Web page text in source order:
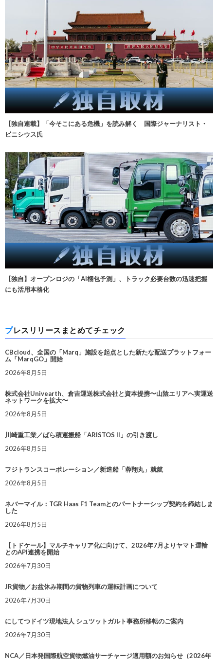
【独自連載】「今そこにある危機」を読み解く 国際ジャーナリスト・
ビニシウス氏
【独自】オープンロジの「AI梱包予測」、トラック必要台数の迅速把握
にも活用本格化
プレスリリースまとめてチェック
CBcloud、全国の「Marq」施設を起点とした新たな配送プラットフォー
ム「MarqGO」開始
2026年8月5日
株式会社Univearth、倉吉運送株式会社と資本提携〜山陰エリアへ実運送
ネットワークを拡大〜
2026年8月5日
川崎重工業／ばら積運搬船「ARISTOS II」の引き渡し
2026年8月5日
フジトランスコーポレーション／新造船「蓉翔丸」就航
2026年8月5日
ネバーマイル：TGR Haas F1 Teamとのパートナーシップ契約を締結しま
した
2026年8月5日
【トドケール】マルチキャリア化に向けて、2026年7月よりヤマト運輸
とのAPI連携を開始
2026年7月30日
JR貨物／お盆休み期間の貨物列車の運転計画について
2026年7月30日
にしてつドイツ現地法人 シュツットガルト事務所移転のご案内
2026年7月30日
NCA／日本発国際航空貨物燃油サーチャージ適用額のお知らせ（2026年